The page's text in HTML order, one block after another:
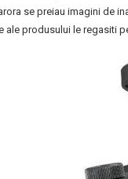
se preiau imagini de
ale produsului le regasiti